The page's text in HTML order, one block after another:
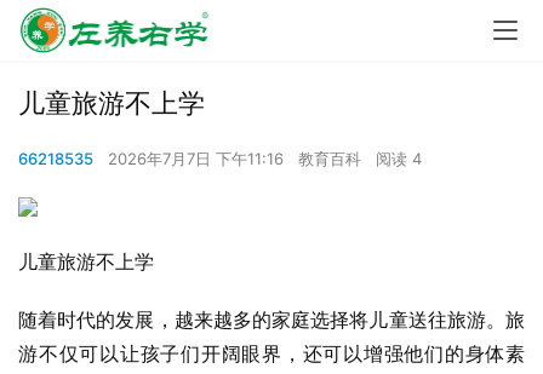
儿童旅游不上学
66218535 2026年7月7日 下午11:16 教育百科 阅读 4
儿童旅游不上学
随着时代的发展，越来越多的家庭选择将儿童送往旅游。旅
游不仅可以让孩子们开阔眼界，还可以增强他们的身体素